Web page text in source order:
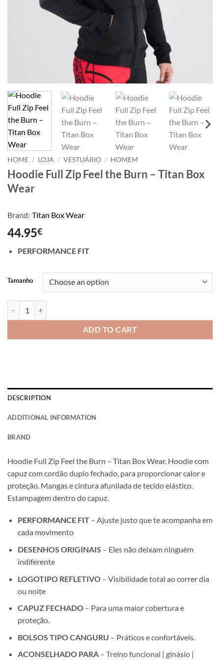
HOME / LOJA / VESTUÁRIO / HOMEM
Hoodie Full Zip Feel the Burn – Titan Box
Wear
Brand: Titan Box Wear
44.95€
PERFORMANCE FIT
Tamanho
ADD TO CART
Alternative:
DESCRIPTION
ADDITIONAL INFORMATION
BRAND
Hoodie Full Zip Feel the Burn – Titan Box Wear. Hoodie com
capuz com cordão duplo fechado, para proporcionar calor e
proteção. Mangas e cintura afunilada de tecido elástico.
Estampagem dentro do capuz.
PERFORMANCE FIT – Ajuste justo que te acompanha em
cada movimento
DESENHOS ORIGINAIS – Eles não deixam ninguém
indiferente
LOGOTIPO REFLETIVO– Visibilidade total ao correr dia
ou noite
CAPUZ FECHADO– Para uma maior cobertura e
proteção.
BOLSOS TIPO CANGURU – Práticos e confortáveis.
ACONSELHADO PARA– Treino funcional | ginásio |